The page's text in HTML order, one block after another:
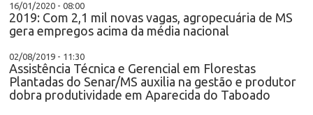
16/01/2020 - 08:00
2019: Com 2,1 mil novas vagas, agropecuária de MS
gera empregos acima da média nacional
02/08/2019 - 11:30
Assistência Técnica e Gerencial em Florestas
Plantadas do Senar/MS auxilia na gestão e produtor
dobra produtividade em Aparecida do Taboado